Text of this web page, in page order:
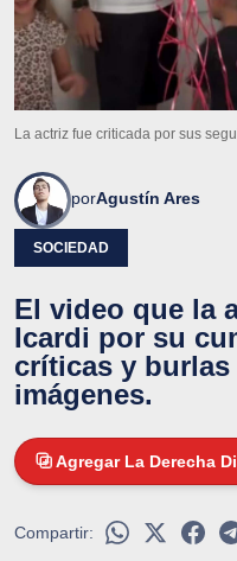
La actriz fue criticada por sus
porAgustín Ares
SOCIEDAD
El video que la
Icardi por su
críticas y
imágenes.
Agregar La Derecha
Compartir: